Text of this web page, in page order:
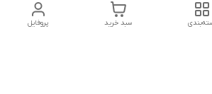
پروفایل سبد خرید